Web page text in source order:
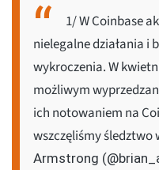
1/ W Coinbase
nielegalne działania i
wykroczenia. W
możliwym
ich notowaniem na
wszczęliśmy śledztwo
Armstrong